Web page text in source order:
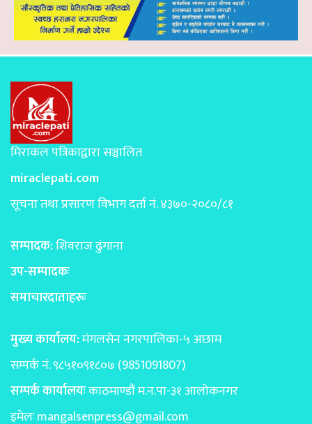
मिराकल पत्रिकाद्वारा सञ्चालित
miraclepati.com
सूचना तथा प्रसारण विभाग दर्ता नं. ४३७०-२०८०/८१
सम्पादक:शिवराज ढुंगाना
उप-सम्पादकः
समाचारदाताहरूः
मुख्य कार्यालय:मंगलसेन नगरपालिका-५ अछाम
सम्पर्क नं. ९८५१०९१८०७ (9851091807)
सम्पर्क कार्यालयःकाठमाण्डाैं म.न.पा-३१ आलोकनगर
इमेलःmangalsenpress@gmail.com